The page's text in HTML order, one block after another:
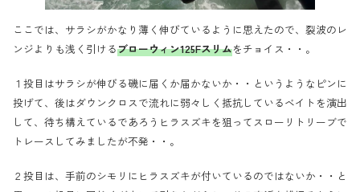
ここでは、サラシがかなり薄く伸びているように思えたので、裂波のレ
ンジよりも浅く引けるブローウィン125Fスリムをチョイス・・。
１投目はサラシが伸びる磯に届くか届かないか・・というようなピンに
投げて、後はダウンクロスで流れに弱々しく抵抗しているベイトを演出
して、待ち構えているであろうヒラスズキを狙ってスローリトリーブで
トレースしてみましたが不発・・。
２投目は、手前のシモリにヒラスズキが付いているのではないか・・と